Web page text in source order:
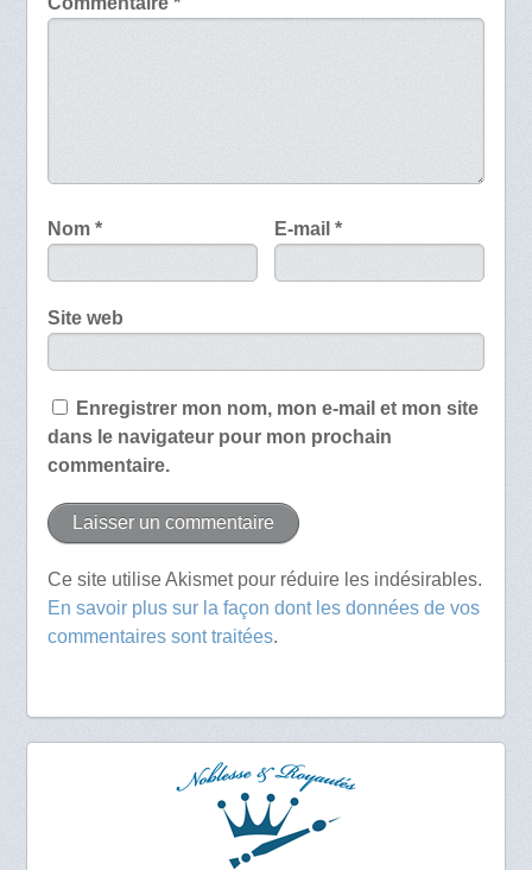
Nom * E-mail*
Site web
Enregistrer mon nom, mon e-mail et mon site
dans le navigateur pour mon prochain
commentaire.
Ce site utilise Akismet pour réduire les indésirables.
En savoir plus sur la façon dont les données de vos
commentaires sont traitées.